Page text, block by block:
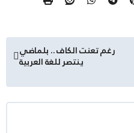
رغم تعنت الكاف .. بلماضي
ينتصر للغة العربية